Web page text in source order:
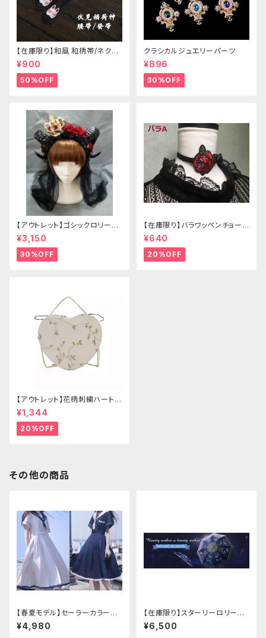
【在庫限り】和風 和柄帯/ネクタ
イ/リボン（狐面/金魚
¥900
50%OFF
クラシカルジュエリーパーツ
¥896
30%OFF
【アウトレット】ゴシックロリータ
ゴールドクラウン＆ホーン(ヴェ
ール付き)
¥3,150
30%OFF
【在庫限り】バラワッペンチョーカ
ー
¥640
20%OFF
【アウトレット】花柄刺繍ハートバ
ッグ
¥1,344
20%OFF
その他の商品
【春夏モデル】セーラーカラープ
リーツワンピース
¥4,980
【在庫限り】スターリーロリータ
アンブレラ
¥6,500